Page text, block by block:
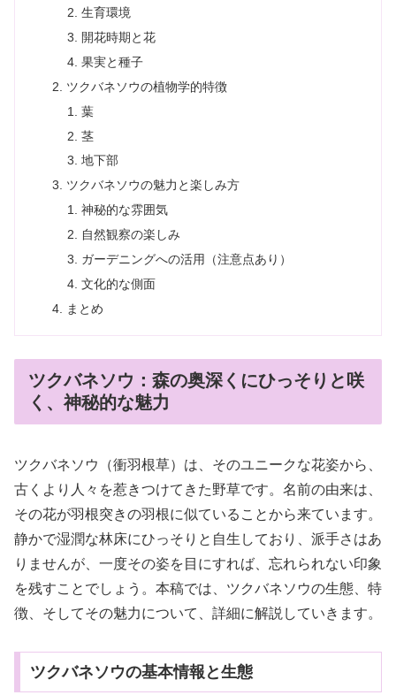
生育環境
開花時期と花
果実と種子
ツクバネソウの植物学的特徴
葉
茎
地下部
ツクバネソウの魅力と楽しみ方
神秘的な雰囲気
自然観察の楽しみ
ガーデニングへの活用（注意点あり）
文化的な側面
まとめ
ツクバネソウ：森の奥深くにひっそりと咲
く、神秘的な魅力
ツクバネソウ（衝羽根草）は、そのユニークな花姿から、
古くより人々を惹きつけてきた野草です。名前の由来は、
その花が羽根突きの羽根に似ていることから来ています。
静かで湿潤な林床にひっそりと自生しており、派手さはあ
りませんが、一度その姿を目にすれば、忘れられない印象
を残すことでしょう。本稿では、ツクバネソウの生態、特
徴、そしてその魅力について、詳細に解説していきます。
ツクバネソウの基本情報と生態